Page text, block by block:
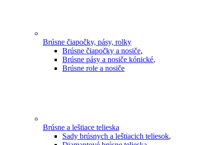
Brúsne čiapočky, pásy, rolky
Brúsne čiapočky a nosiče,
Brúsne pásy a nosiče kónické,
Brúsne role a nosiče
Brúsne a leštiace telieska
Sady brúsnych a leštiacich teliesok,